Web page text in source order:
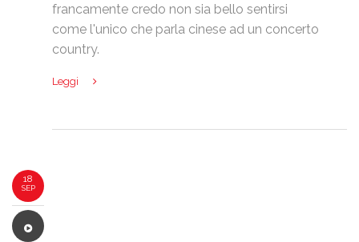
francamente credo non sia bello sentirsi
come l'unico che parla cinese ad un concerto
country.
Leggi
18
SEP